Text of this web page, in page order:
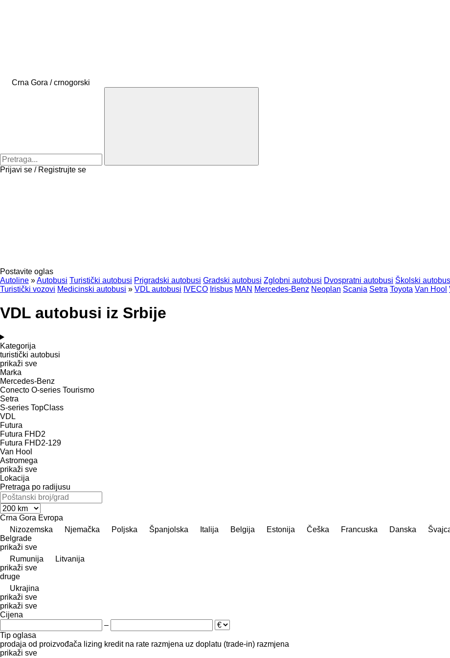
Crna Gora / crnogorski
Prijavi se / Registrujte se
Postavite oglas
Autoline »Autobusi Turistički autobusi Prigradski autobusi Gradski autobusi Zglobni autobusi Dvospratni autobusi Školski
Turistički vozovi Medicinski autobusi » VDL autobusi IVECO Irisbus MAN Mercedes-Benz Neoplan Scania Setra Toyota Van Hool
VDL autobusi iz Srbije
Kategorija
turistički autobusi
prikaži sve
Marka
Mercedes-Benz
Conecto O-series Tourismo
Setra
S-series TopClass
VDL
Futura
Futura FHD2
Futura FHD2-129
Van Hool
Astromega
prikaži sve
Lokacija
Pretraga po radijusu
Crna Gora Evropa
Nizozemska
Njemačka Poljska Španjolska Italija Belgija Estonija Češka Francuska Danska
Belgrade
prikaži sve
Rumunija
Litvanija
prikaži sve
druge
Ukrajina
prikaži sve
prikaži sve
Cijena
–
Tip oglasa
prodaja od proizvođača lizing kredit na rate razmjena uz doplatu (trade-in) razmjena
prikaži sve